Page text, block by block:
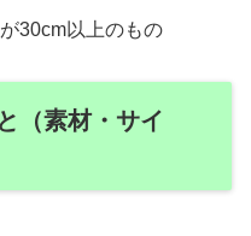
30cm以上のもの
（素材・サイ